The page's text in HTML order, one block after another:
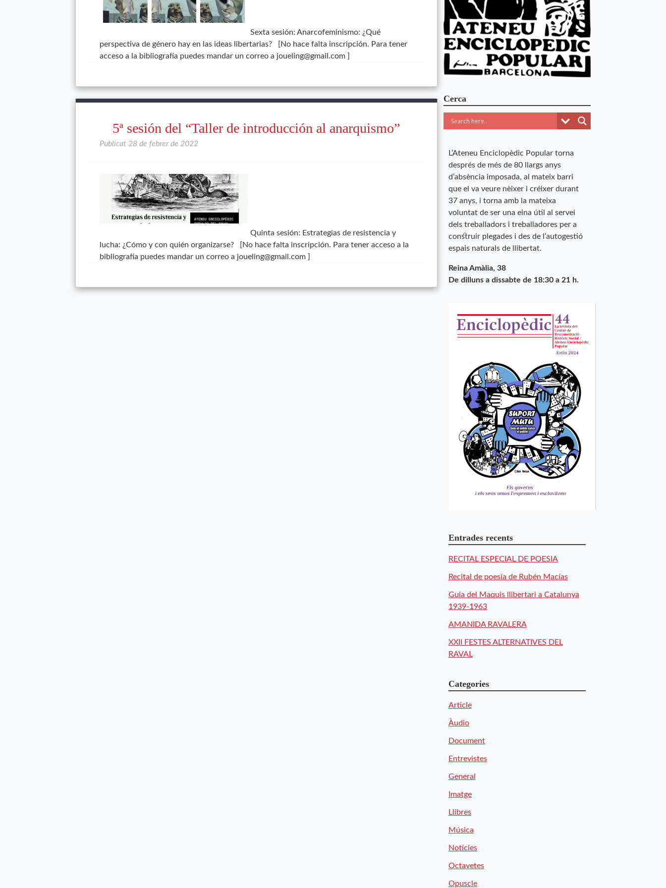
Sexta sesión: Anarcofeminismo: ¿Qué
perspectiva de género hay en las ideas libertarias? [No hace falta inscripción. Para tener
acceso a la bibliografía puedes mandar un correo a joueling@gmail.com ]
5ª sesión del “Taller de introducción al anarquismo”
Publicat 28 de febrer de 2022
Quinta sesión: Estrategias de resistencia y
lucha: ¿Cómo y con quién organizarse? [No hace falta inscripción. Para tener acceso a la
bibliografía puedes mandar un correo a joueling@gmail.com ]
Cerca
L’Ateneu Enciclopèdic Popular torna
després de més de 80 llargs anys
d’absència imposada, al mateix barri
que el va veure nèixer i créixer durant
37 anys, i torna amb la mateixa
voluntat de ser una eina útil al servei
dels treballadors i treballadores per a
construir plegades i des de l’autogestió
espais naturals de llibertat.
Reina Amàlia, 38
De dilluns a dissabte de 18:30 a 21 h.
Entrades recents
RECITAL ESPECIAL DE POESIA
Recital de poesía de Rubén Macías
Guia del Maquis llibertari a Catalunya
1939-1963
AMANIDA RAVALERA
XXII FESTES ALTERNATIVES DEL
RAVAL
Categories
Article
Àudio
Document
Entrevistes
General
Imatge
Llibres
Música
Notícies
Octavetes
Opuscle